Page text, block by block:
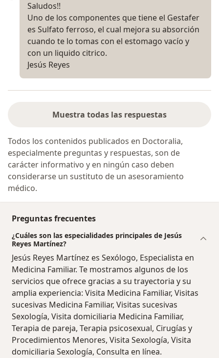
Saludos!!
Uno de los componentes que tiene el Gestafer
es Sulfato ferroso, el cual mejora su absorción
cuando te lo tomas con el estomago vacío y
con un liquido citrico.
Jesús Reyes
Muestra todas las respuestas
Todos los contenidos publicados en Doctoralia,
especialmente preguntas y respuestas, son de
carácter informativo y en ningún caso deben
considerarse un sustituto de un asesoramiento
médico.
Preguntas frecuentes
¿Cuáles son las especialidades principales de Jesús
Reyes Martínez?
Jesús Reyes Martínez es Sexólogo, Especialista en
Medicina Familiar. Te mostramos algunos de los
servicios que ofrece gracias a su trayectoria y su
amplia experiencia: Visita Medicina Familiar, Visitas
sucesivas Medicina Familiar, Visitas sucesivas
Sexología, Visita domiciliaria Medicina Familiar,
Terapia de pareja, Terapia psicosexual, Cirugías y
Procedimientos Menores, Visita Sexología, Visita
domiciliaria Sexología, Consulta en línea.